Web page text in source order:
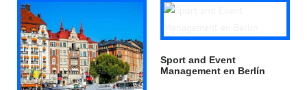
Sport and Event
Management en Berlín